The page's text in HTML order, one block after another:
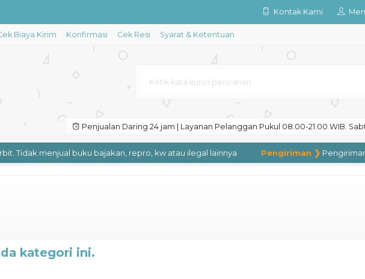
Kumpulan Dongeng Negeri
Komprehensif – In
Kontak Kami
Biaya Kirim Konfirmasi Cek Resi Syarat & Ketentuan
Penjualan Daring 24 jam | Layanan Pelanggan Pukul 08.00-21.00 WIB.
Tidak menjual buku bajakan, repro, kw atau ilegal lainnya Pengiriman ❯ Pengiriman
kategori ini.